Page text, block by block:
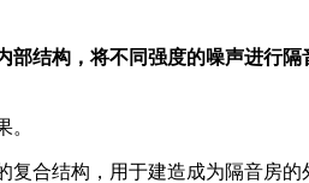
部结构，将不同强度的噪声进行
合结构，用于建造成为隔音房